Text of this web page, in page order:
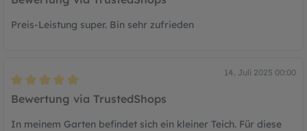
Preis-Leistung super. Bin sehr zufrieden
14. Juli 2025 00:00
Bewertung mit 5 von 5 Sternen
Bewertung via TrustedShops
In meinem Garten befindet sich ein kleiner Teich. Für diese